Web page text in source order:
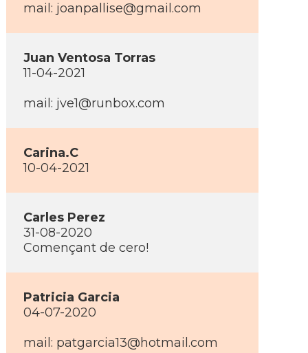
mail: joanpallise@gmail.com
Juan Ventosa Torras
11-04-2021
mail: jve1@runbox.com
Carina.C
10-04-2021
Carles Perez
31-08-2020
Començant de cero!
Patricia Garcia
04-07-2020
mail: patgarcia13@hotmail.com